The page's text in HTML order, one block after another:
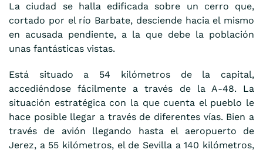
La ciudad se halla edificada sobre un cerro que,
cortado por el río Barbate, desciende hacia el mismo
en acusada pendiente, a la que debe la población
unas fantásticas vistas.
Está situado a 54 kilómetros de la capital,
accediéndose fácilmente a través de la A-48. La
situación estratégica con la que cuenta el pueblo le
hace posible llegar a través de diferentes vías. Bien a
través de avión llegando hasta el aeropuerto de
Jerez, a 55 kilómetros, el de Sevilla a 140 kilómetros,